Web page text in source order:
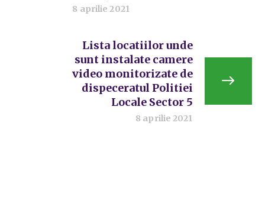
8 aprilie 2021
Lista locatiilor unde
sunt instalate camere
video monitorizate de
dispeceratul Politiei
Locale Sector 5
8 aprilie 2021